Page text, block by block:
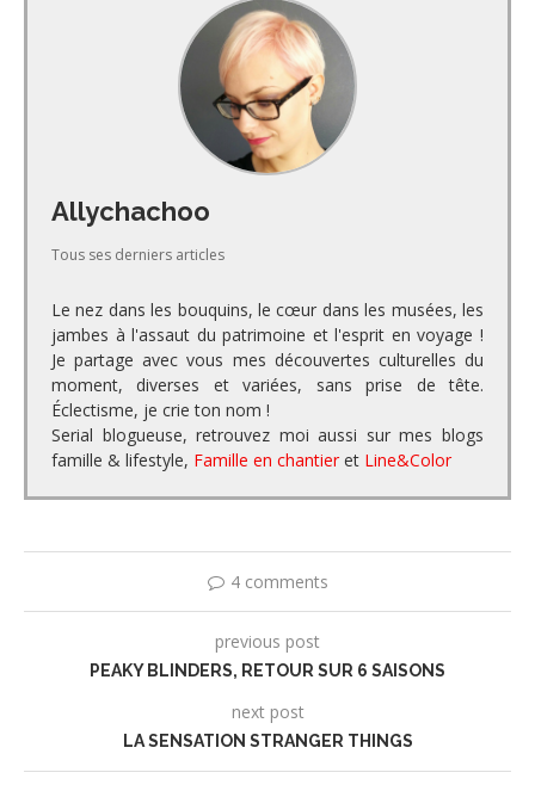
Allychachoo
Tous ses derniers articles
Le nez dans les bouquins, le cœur dans les musées, les
jambes à l'assaut du patrimoine et l'esprit en voyage !
Je partage avec vous mes découvertes culturelles du
moment, diverses et variées, sans prise de tête.
Éclectisme, je crie ton nom !
Serial blogueuse, retrouvez moi aussi sur mes blogs
famille & lifestyle, Famille en chantier et Line&Color
4 comments
previous post
PEAKY BLINDERS, RETOUR SUR 6 SAISONS
next post
LA SENSATION STRANGER THINGS